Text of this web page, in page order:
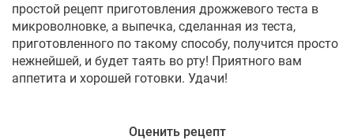
простой рецепт приготовления дрожжевого теста в
микроволновке, а выпечка, сделанная из теста,
приготовленного по такому способу, получится просто
нежнейшей, и будет таять во рту! Приятного вам
аппетита и хорошей готовки. Удачи!
Оценить рецепт